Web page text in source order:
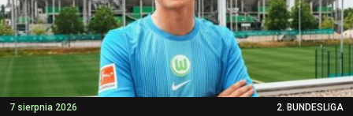
7 sierpnia 2026 2. BUNDESLIGA